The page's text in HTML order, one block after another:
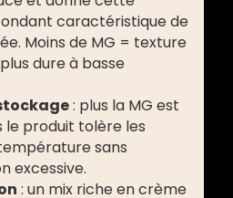
caractéristique de
Moins de MG = texture
dure à basse
: plus la MG est
le produit tolère les
sans
excessive.
: un mix riche en crème